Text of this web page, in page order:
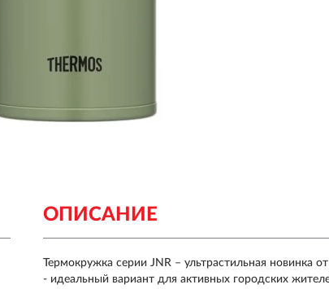
ОПИСАНИЕ
Термокружка серии JNR – ультрастильная новинка
- идеальный вариант для активных городских